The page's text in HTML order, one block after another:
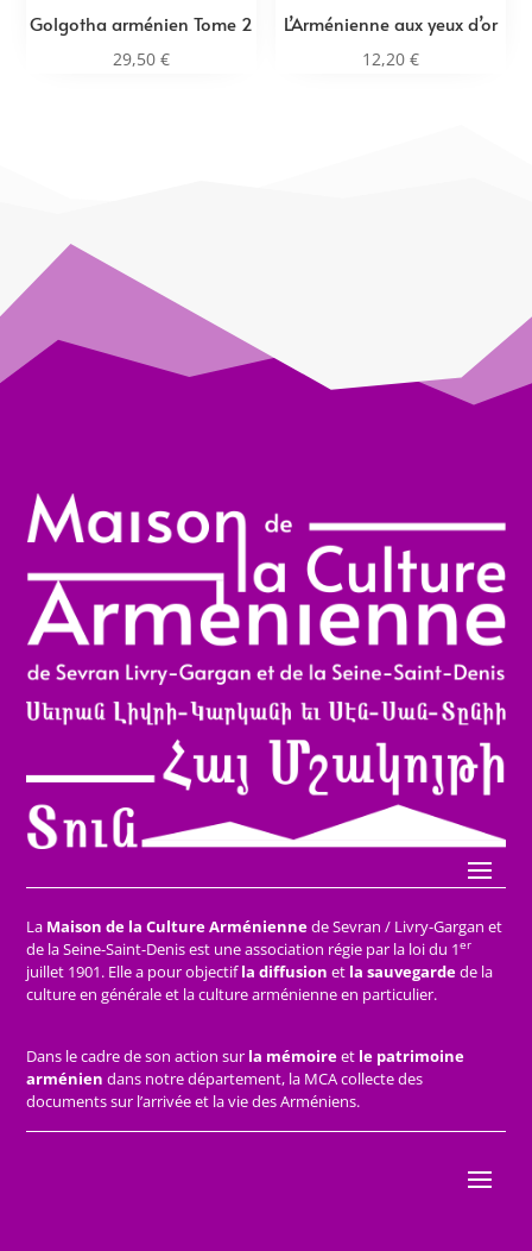
Golgotha arménien Tome 2
29,50€
L’Arménienne aux yeux d’or
12,20 €
La Maison de la Culture Arméniennede Sevran / Livry-Gargan et
de la Seine-Saint-Denis est une association régie par la loi du 1er
juillet 1901. Elle a pour objectifla diffusion et la sauvegardede la
culture en générale et la culture arménienne en particulier.
Dans le cadre de son action sur la mémoireet le patrimoine
arménien dans notre département, la MCA collecte des
documents sur l’arrivée et la vie des Arméniens.